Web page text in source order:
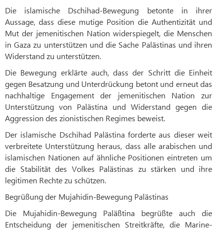
Die islamische Dschihad-Bewegung betonte in ihrer
Aussage, dass diese mutige Position die Authentizität und
Mut der jemenitischen Nation widerspiegelt, die Menschen
in Gaza zu unterstützen und die Sache Palästinas und ihren
Widerstand zu unterstützen.
Die Bewegung erklärte auch, dass der Schritt die Einheit
gegen Besatzung und Unterdrückung betont und erneut das
nachhaltige Engagement der jemenitischen Nation zur
Unterstützung von Palästina und Widerstand gegen die
Aggression des zionistischen Regimes beweist.
Der islamische Dschihad Palästina forderte aus dieser weit
verbreitete Unterstützung heraus, dass alle arabischen und
islamischen Nationen auf ähnliche Positionen eintreten um
die Stabilität des Volkes Palästinas zu stärken und ihre
legitimen Rechte zu schützen.
Begrüßung der Mujahidin-Bewegung Palästinas
Die Mujahidin-Bewegung Paläßtina begrüßte auch die
Entscheidung der jemenitischen Streitkräfte, die Marine-